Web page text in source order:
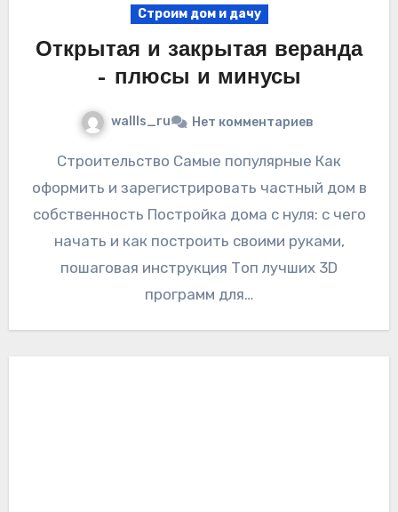
Строим дом и дачу
Открытая и закрытая веранда
– плюсы и минусы
wallls_ru Нет комментариев
Строительство Самые популярные Как
оформить и зарегистрировать частный дом в
собственность Постройка дома с нуля: с чего
начать и как построить своими руками,
пошаговая инструкция Топ лучших 3D
программ для…